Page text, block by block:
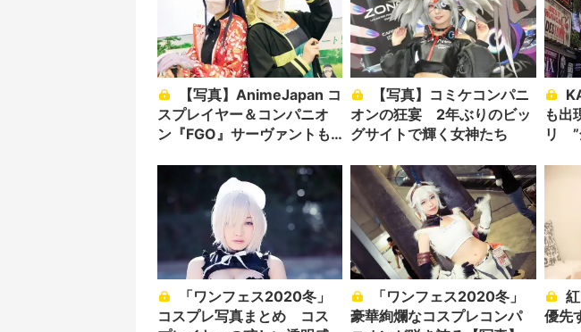
スプレイヤー＆コンパニオ
ン『FGO』サーヴァントも
オンの狂宴 2年ぶりのビッ
グサイトで輝く女神たち
も出
リ ”
コスプレ写真まとめ コス
豪華絢爛なコスプレコンパ
優先